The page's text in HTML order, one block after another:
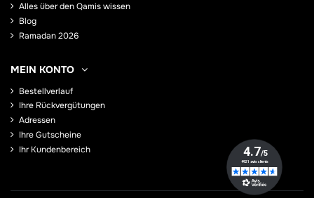
Alles über den Qamis wissen
Blog
Ramadan 2026
MEIN KONTO
Bestellverlauf
Ihre Rückvergütungen
Adressen
Ihre Gutscheine
Ihr Kundenbereich